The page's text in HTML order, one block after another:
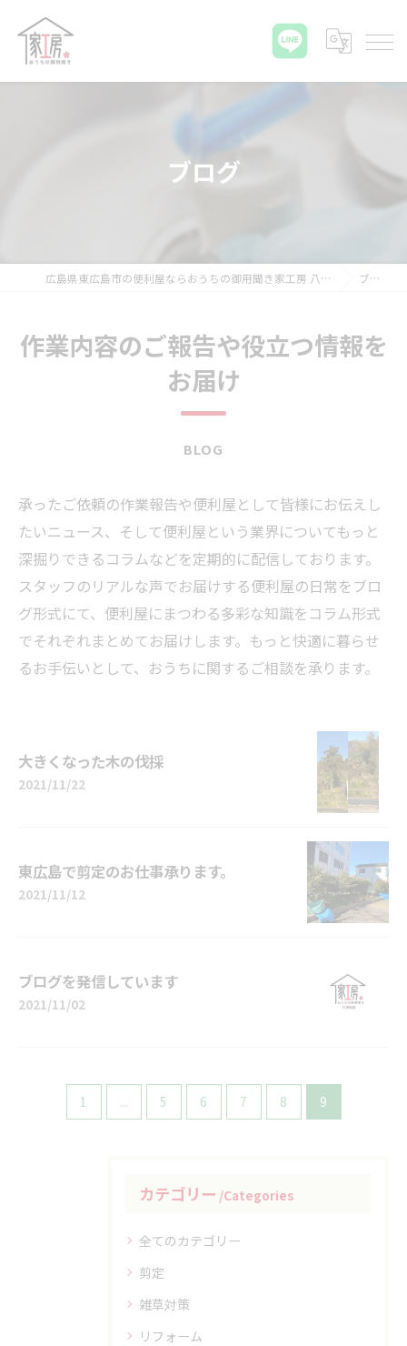
ブログ
広島県東広島市の便利屋ならおうちの御用聞き家工房 八本松店 ブログ
作業内容のご報告や役立つ情報を
お届け
BLOG
承ったご依頼の作業報告や便利屋として皆様にお伝えし
たいニュース、そして便利屋という業界についてもっと
深掘りできるコラムなどを定期的に配信しております。
スタッフのリアルな声でお届けする便利屋の日常をブロ
グ形式にて、便利屋にまつわる多彩な知識をコラム形式
でそれぞれまとめてお届けします。もっと快適に暮らせ
るお手伝いとして、おうちに関するご相談を承ります。
大きくなった木の伐採
2021/11/22
東広島で剪定のお仕事承ります。
2021/11/12
ブログを発信しています
2021/11/02
1 ... 5 6 7 8 9
カテゴリー Categories
全てのカテゴリー
剪定
雑草対策
リフォーム